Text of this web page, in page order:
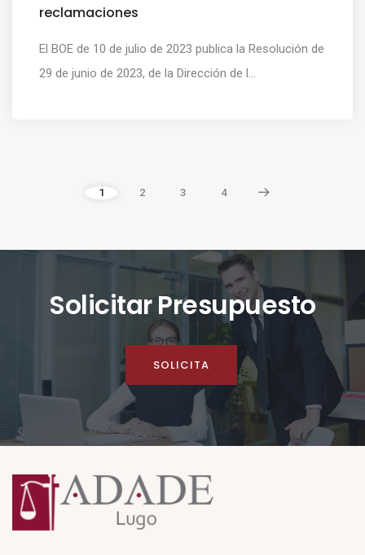
reclamaciones
El BOE de 10 de julio de 2023 publica la Resolución de
29 de junio de 2023, de la Dirección de l...
1 2 3 4
Solicitar Presupuesto
SOLICITA